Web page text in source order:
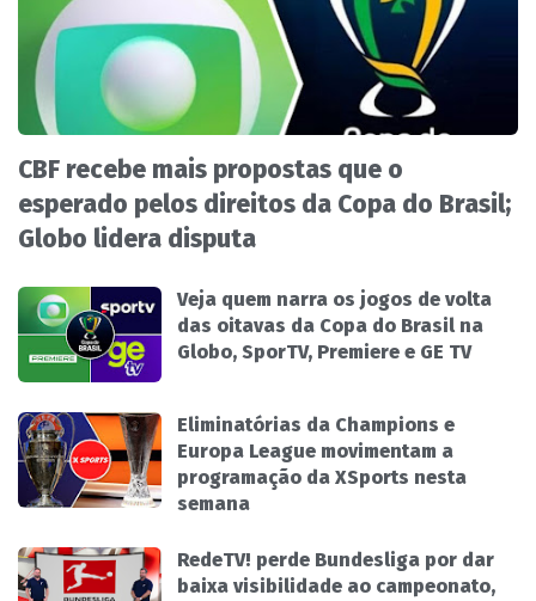
CBF recebe mais propostas que o
esperado pelos direitos da Copa do Brasil;
Globo lidera disputa
Veja quem narra os jogos de volta
das oitavas da Copa do Brasil na
Globo, SporTV, Premiere e GE TV
Eliminatórias da Champions e
Europa League movimentam a
programação da XSports nesta
semana
RedeTV! perde Bundesliga por dar
baixa visibilidade ao campeonato,